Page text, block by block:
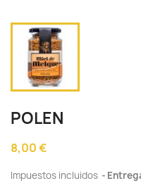
POLEN
8,00 €
Impuestos incluidos